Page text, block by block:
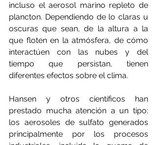
incluso el aerosol marino repleto de
plancton. Dependiendo de lo claras u
oscuras que sean, de la altura a la
que floten en la atmósfera, de cómo
interactúen con las nubes y del
tiempo que persistan, tienen
diferentes efectos sobre el clima.
Hansen y otros científicos han
prestado mucha atención a un tipo:
los aerosoles de sulfato generados
principalmente por los procesos